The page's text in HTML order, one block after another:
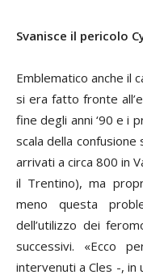
Svanisce il pericolo
Emblematico anche il
si era fatto fronte
fine degli anni ‘90 e i
scala della
arrivati a circa 800 in
il Trentino), ma
meno questa
dell’utilizzo dei
successivi. «Ecco
intervenuti a Cles -, in